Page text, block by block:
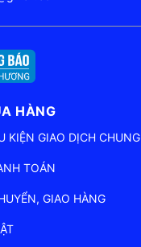
HÀNG
KIỆN GIAO DỊCH CHUNG
TOÁN
GIAO HÀNG